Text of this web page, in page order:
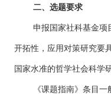
二、选题要求
申报国家社科基金项
开拓性，应用对策研究要
国家水准的哲学社会科学
《课题指南》条目一